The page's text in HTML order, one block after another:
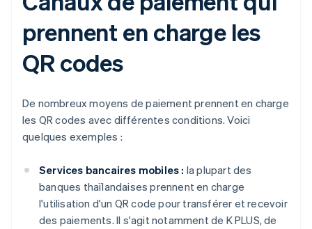
prennent en charge les
QR codes
De nombreux moyens de paiement prennent en charge
les QR codes avec différentes conditions. Voici
quelques exemples :
Services bancaires mobiles : la plupart des
banques thaïlandaises prennent en charge
l'utilisation d'un QR code pour transférer et recevoir
des paiements. Il s'agit notamment de K PLUS, de